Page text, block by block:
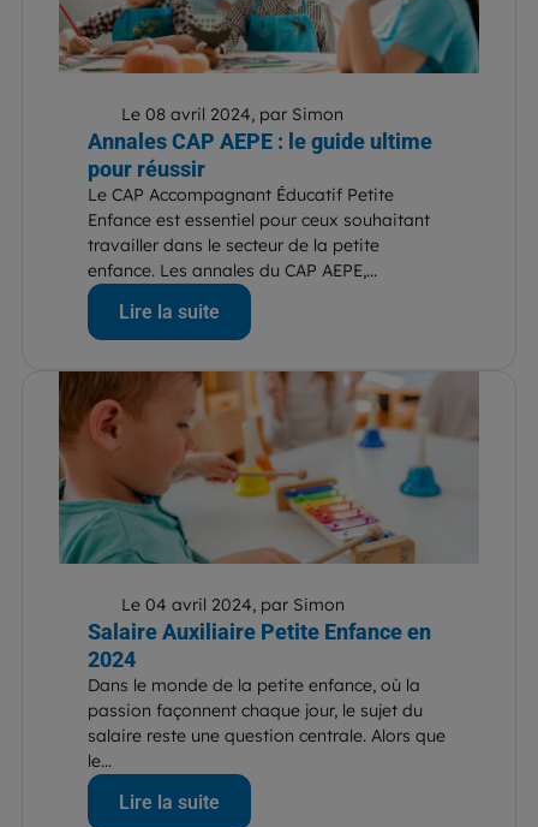
Le 08 avril 2024, par Simon
Annales CAP AEPE : le guide ultime
pour réussir
Le CAP Accompagnant Éducatif Petite
Enfance est essentiel pour ceux souhaitant
travailler dans le secteur de la petite
enfance. Les annales du CAP AEPE,...
Lire la suite
Le 04 avril 2024, par Simon
Salaire Auxiliaire Petite Enfance en
2024
Dans le monde de la petite enfance, où la
passion façonnent chaque jour, le sujet du
salaire reste une question centrale. Alors que
le...
Lire la suite